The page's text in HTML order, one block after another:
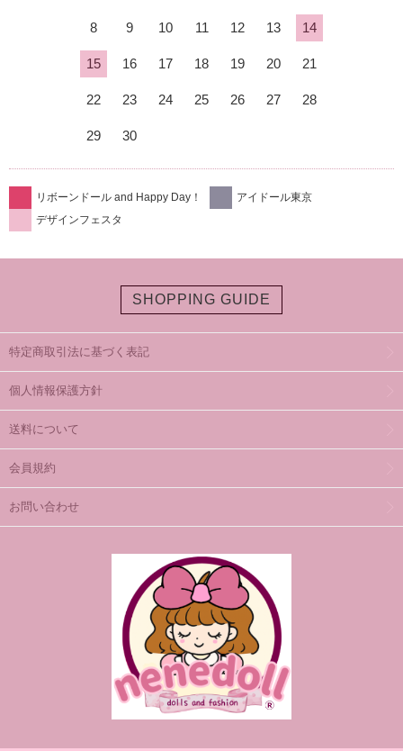
8 9 10 11 12 13 14
15 16 17 18 19 20 21
22 23 24 25 26 27 28
29 30
リボーンドール and Happy Day！
アイドール東京
デザインフェスタ
SHOPPING GUIDE
特定商取引法に基づく表記
個人情報保護方針
送料について
会員規約
お問い合わせ